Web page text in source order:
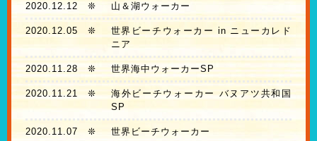
2020.12.12 ❊ 山＆湖ウォーカー
2020.12.05 ❊
世界ビーチウォーカー in ニューカレド
ニア
2020.11.28 ❊ 世界海中ウォーカーSP
2020.11.21 ❊
海外ビーチウォーカー バヌアツ共和国
SP
2020.11.07 ❊ 世界ビーチウォーカー